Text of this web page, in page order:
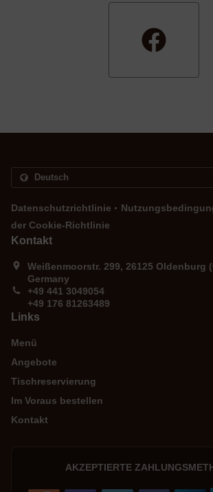
Datenschutzrichtlinie .
der Cookie-Richtlinie
Kontakt
Weißenmoorstr. 299, 26125 Oldenburg
Germany
+49 441 3049054
+49 176 81263489
Links
Menü
Angebote
Tischreservierung
Im Voraus bestellen
Kontakt
AKZEPTIERTE